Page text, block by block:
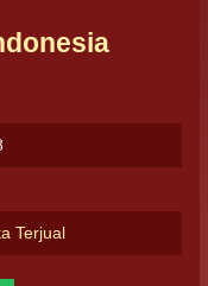
Terjual